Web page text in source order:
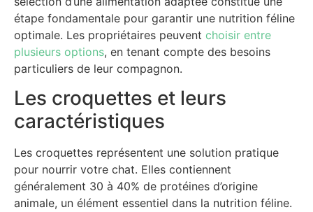
étape fondamentale pour garantir une nutrition féline
optimale. Les propriétaires peuvent choisir entre
plusieurs options, en tenant compte des besoins
particuliers de leur compagnon.
Les croquettes et leurs
caractéristiques
Les croquettes représentent une solution pratique
pour nourrir votre chat. Elles contiennent
généralement 30 à 40% de protéines d’origine
animale, un élément essentiel dans la nutrition féline.